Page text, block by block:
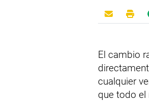
El cambio
cualquier
que todo el